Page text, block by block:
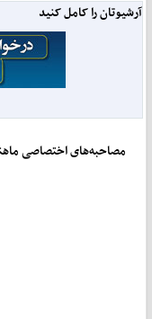
آرشیوتان را کامل کنید
مصاحبه‌های اختصاصی